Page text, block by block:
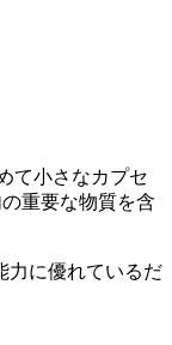
て小さなカプセ
重要な物質を含
力に優れているだ